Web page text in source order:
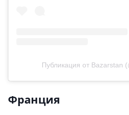
Публикация от Bazarstan
Франция